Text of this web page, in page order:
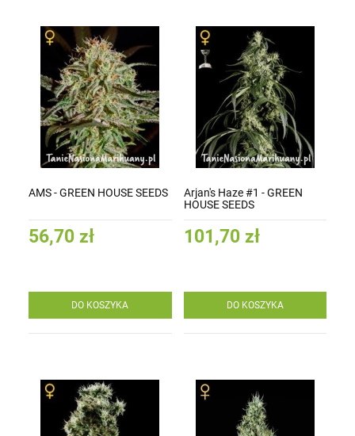
AMS - GREEN HOUSE SEEDS
56,70 zł
DO KOSZYKA
Arjan's Haze #1 - GREEN
HOUSE SEEDS
101,70 zł
DO KOSZYKA